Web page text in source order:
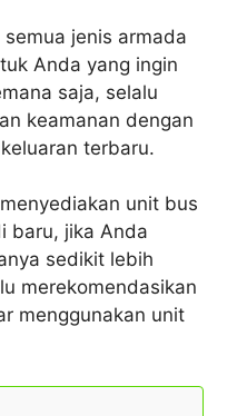
jenis armada
Anda yang ingin
saja, selalu
keamanan dengan
terbaru.
unit bus
baru, jika Anda
sedikit lebih
merekomendasikan
menggunakan unit